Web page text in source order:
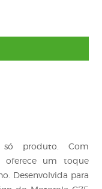
produto. Com
oferece um toque
Desenvolvida para